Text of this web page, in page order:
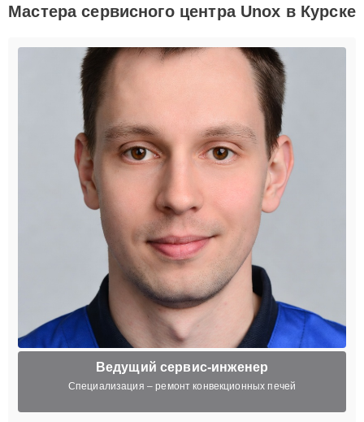
Мастера сервисного центра Unox в Курске
Ведущий сервис-инженер
Специализация – ремонт конвекционных печей